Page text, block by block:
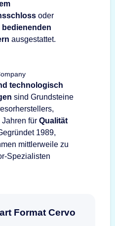
oder
ausgestattet.
technologisch
sind Grundsteine
für Qualität
1989,
mittlerweile zu
Spezialisten
Format Cervo